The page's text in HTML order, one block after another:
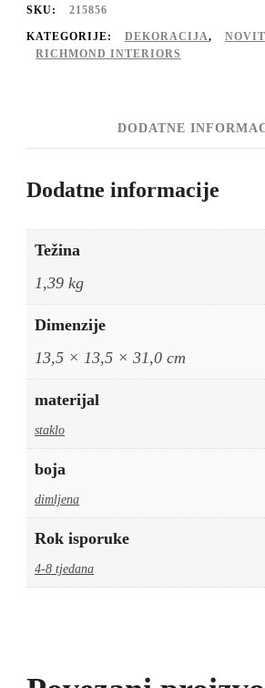
količina
SKU: 215856
KATEGORIJE: DEKORACIJA,
RICHMOND INTERIORS
DODATNE
Dodatne informacije
Težina
1,39 kg
Dimenzije
13,5 × 13,5 × 31,0 cm
materijal
staklo
boja
dimljena
Rok isporuke
4-8 tjedana